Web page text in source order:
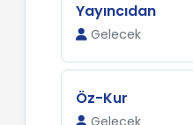
Yayıncıdan
Gelecek
Öz-Kur